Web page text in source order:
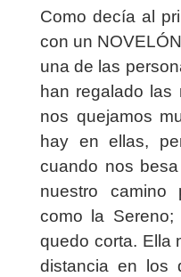
Como decía al
con un
una de las
han regalado las
nos quejamos
hay en ellas,
cuando nos
nuestro camino
como la
quedo corta. Ella
distancia en los